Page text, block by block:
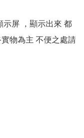
示屏 ，顯示出來 都
物為主 不便之處請